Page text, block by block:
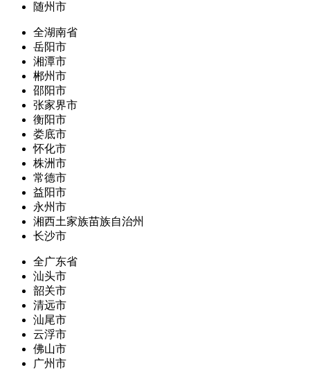
随州市
全湖南省
岳阳市
湘潭市
郴州市
邵阳市
张家界市
衡阳市
娄底市
怀化市
株洲市
常德市
益阳市
永州市
湘西土家族苗族自治州
长沙市
全广东省
汕头市
韶关市
清远市
汕尾市
云浮市
佛山市
广州市